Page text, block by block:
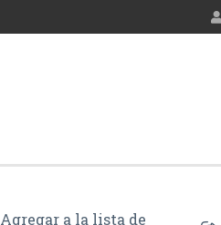
Agregar a la lista de